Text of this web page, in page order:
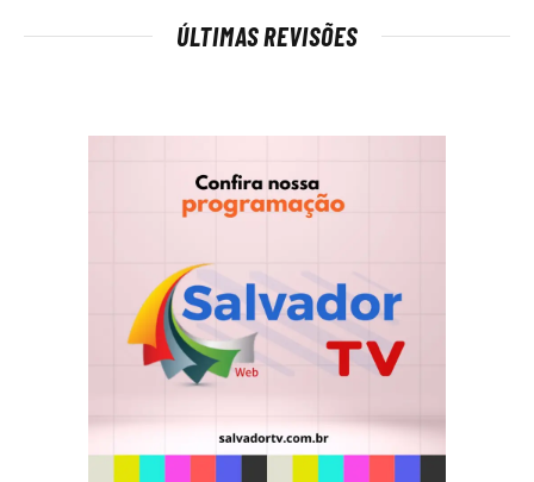
ÚLTIMAS REVISÕES